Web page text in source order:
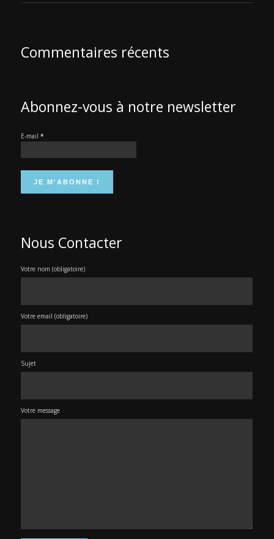
Commentaires récents
Abonnez-vous à notre newsletter
E-mail *
Nous Contacter
Votre nom (obligatoire)
Votre email (obligatoire)
Sujet
Votre message